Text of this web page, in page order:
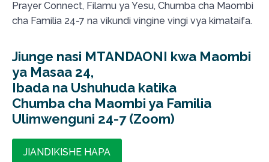
Prayer Connect, Filamu ya Yesu, Chumba cha Maombi
cha Familia 24-7 na vikundi vingine vingi vya kimataifa.
Jiunge nasi MTANDAONI kwa Maombi
ya Masaa 24,
Ibada na Ushuhuda katika
Chumba cha Maombi ya Familia
Ulimwenguni 24-7 (Zoom)
JIANDIKISHE HAPA